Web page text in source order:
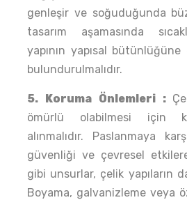
genleşir ve soğuduğunda
tasarım aşamasında
yapının yapısal
bulundurulmalıdır.
5. Koruma Önlemleri :
ömürlü olabilmesi için
alınmalıdır. Paslanmaya
güvenliği ve çevresel etkilere
gibi unsurlar, çelik yapıların
Boyama, galvanizleme veya